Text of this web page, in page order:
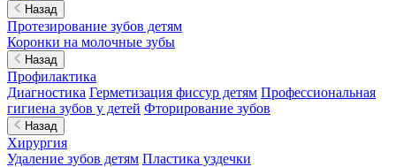
Назад
Протезирование зубов детям
Коронки на молочные зубы
Назад
Профилактика
Диагностика Герметизация фиссур детям Профессиональная
гигиена зубов у детей Фторирование зубов
Назад
Хирургия
Удаление зубов детям Пластика уздечки